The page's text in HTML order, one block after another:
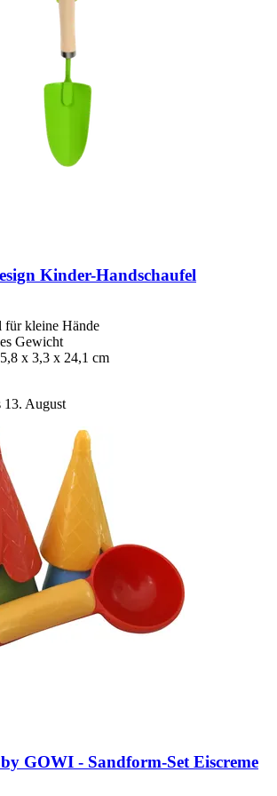
Kinder-​Handschaufel
für kleine Hände
Gewicht
x 3,3 x 24,1 cm
13. August
GOWI -​ Sandform-​Set Eiscreme